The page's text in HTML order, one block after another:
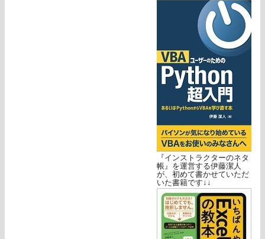
『インストラクターのネタ
帳』を運営する伊藤潔人
が、初めて書かせていただ
いた書籍です↓↓